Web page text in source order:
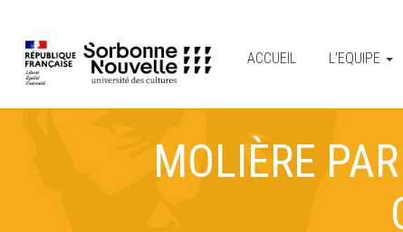
ACCUEIL L’EQUIPE
MOLIÈRE